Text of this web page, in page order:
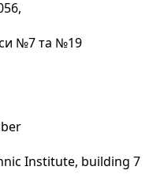
№7 та №19
Institute, building 7